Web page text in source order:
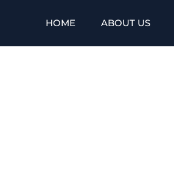
HOME ABOUT US